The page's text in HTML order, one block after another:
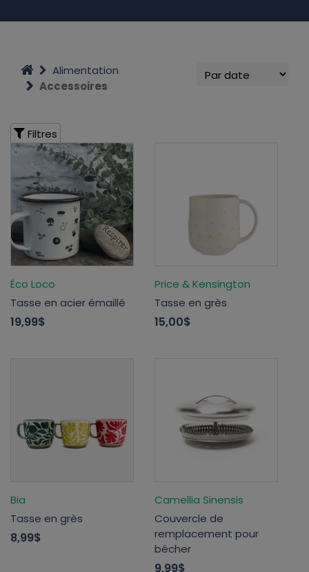
Alimentation
Accessoires
Filtres
Éco Loco
Tasse en acier émaillé
19,99$
Price & Kensington
Tasse en grès
15,00$
Bia
Tasse en grès
8,99$
Camellia Sinensis
Couvercle de
remplacement pour
bécher
9,99$